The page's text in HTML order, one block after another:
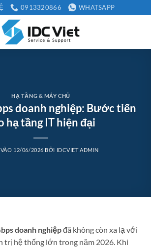
0913320866 WHATSAPP
HẠ TẦNG & MÁY CHỦ
doanh nghiệp: Bước tiến
hạ tầng IT hiện đại
12/06/2026 BỞI IDCVIET ADMIN
doanh nghiệpđã không còn xa lạ với
trị hệ thống lớn trong năm 2026. Khi